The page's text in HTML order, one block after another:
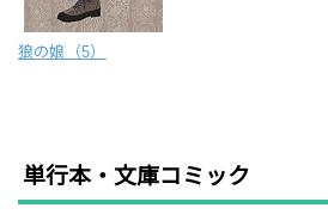
狼の娘（5）
単行本・文庫コミック